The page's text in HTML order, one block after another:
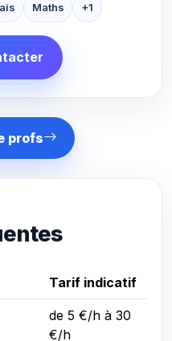
Maths +1
profs
Tarif indicatif
de 5 €/h à 30
€/h